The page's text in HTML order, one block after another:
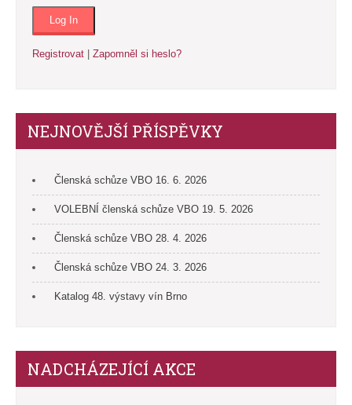
Registrovat Zapomněl si heslo?
NEJNOVĚJŠÍ PŘÍSPĚVKY
Členská schůze VBO 16. 6. 2026
VOLEBNÍ členská schůze VBO 19. 5. 2026
Členská schůze VBO 28. 4. 2026
Členská schůze VBO 24. 3. 2026
Katalog 48. výstavy vín Brno
NADCHÁZEJÍCÍ AKCE